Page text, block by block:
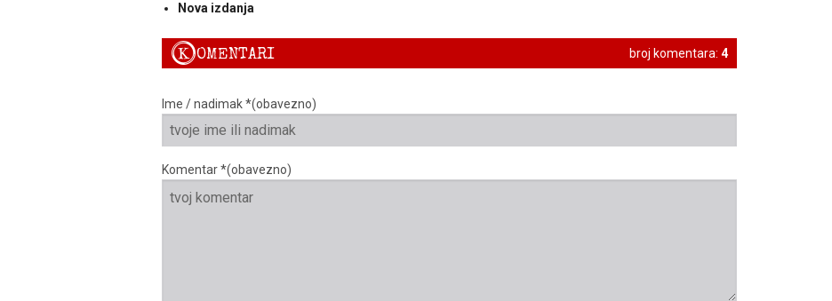
Nova izdanja
broj komentara: 4
KOMENTARI
Ime / nadimak *(obavezno)
Komentar *(obavezno)